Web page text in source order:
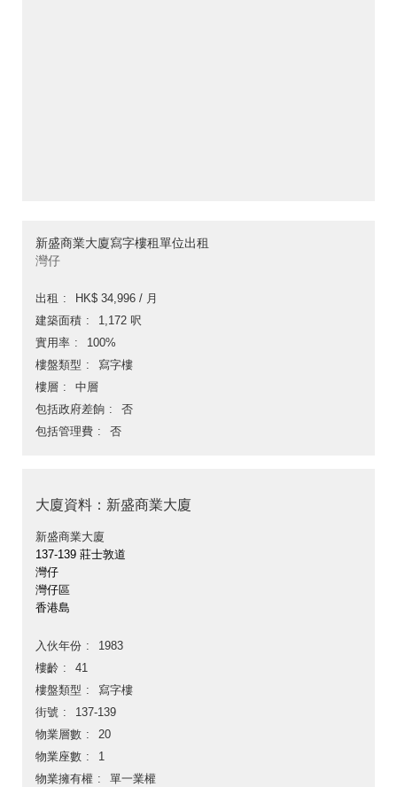
新盛商業大廈寫字樓租單位出租
灣仔
出租
HK$ 34,996 / 月
建築面積
1,172 呎
實用率
100%
樓盤類型
寫字樓
樓層
中層
包括政府差餉
否
包括管理費
否
大廈資料：新盛商業大廈
新盛商業大廈
137-139 莊士敦道
灣仔
灣仔區
香港島
入伙年份
1983
樓齡
41
樓盤類型
寫字樓
街號
137-139
物業層數
20
物業座數
1
物業擁有權
單一業權